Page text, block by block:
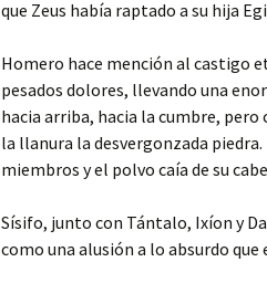
que Zeus había raptado a su hija
Homero hace mención al castigo
pesados dolores, llevando una
hacia arriba, hacia la cumbre,
la llanura la desvergonzada
miembros y el polvo caía de su
Sísifo, junto con Tántalo, Ixíon y
como una alusión a lo absurdo